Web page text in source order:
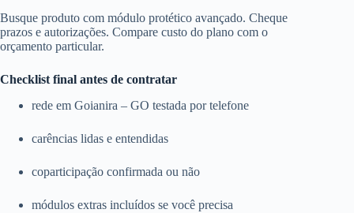
Busque produto com módulo protético avançado. Cheque
prazos e autorizações. Compare custo do plano com o
orçamento particular.
Checklist final antes de contratar
rede em Goianira – GO testada por telefone
carências lidas e entendidas
coparticipação confirmada ou não
módulos extras incluídos se você precisa